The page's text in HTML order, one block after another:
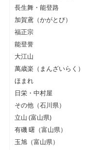
長生舞・能登路
加賀鳶（かがとび）
福正宗
能登誉
大江山
萬歳楽（まんざいらく）
ほまれ
日栄・中村屋
その他（石川県）
立山 (富山県)
有磯 曙（富山県）
玉旭（富山県）